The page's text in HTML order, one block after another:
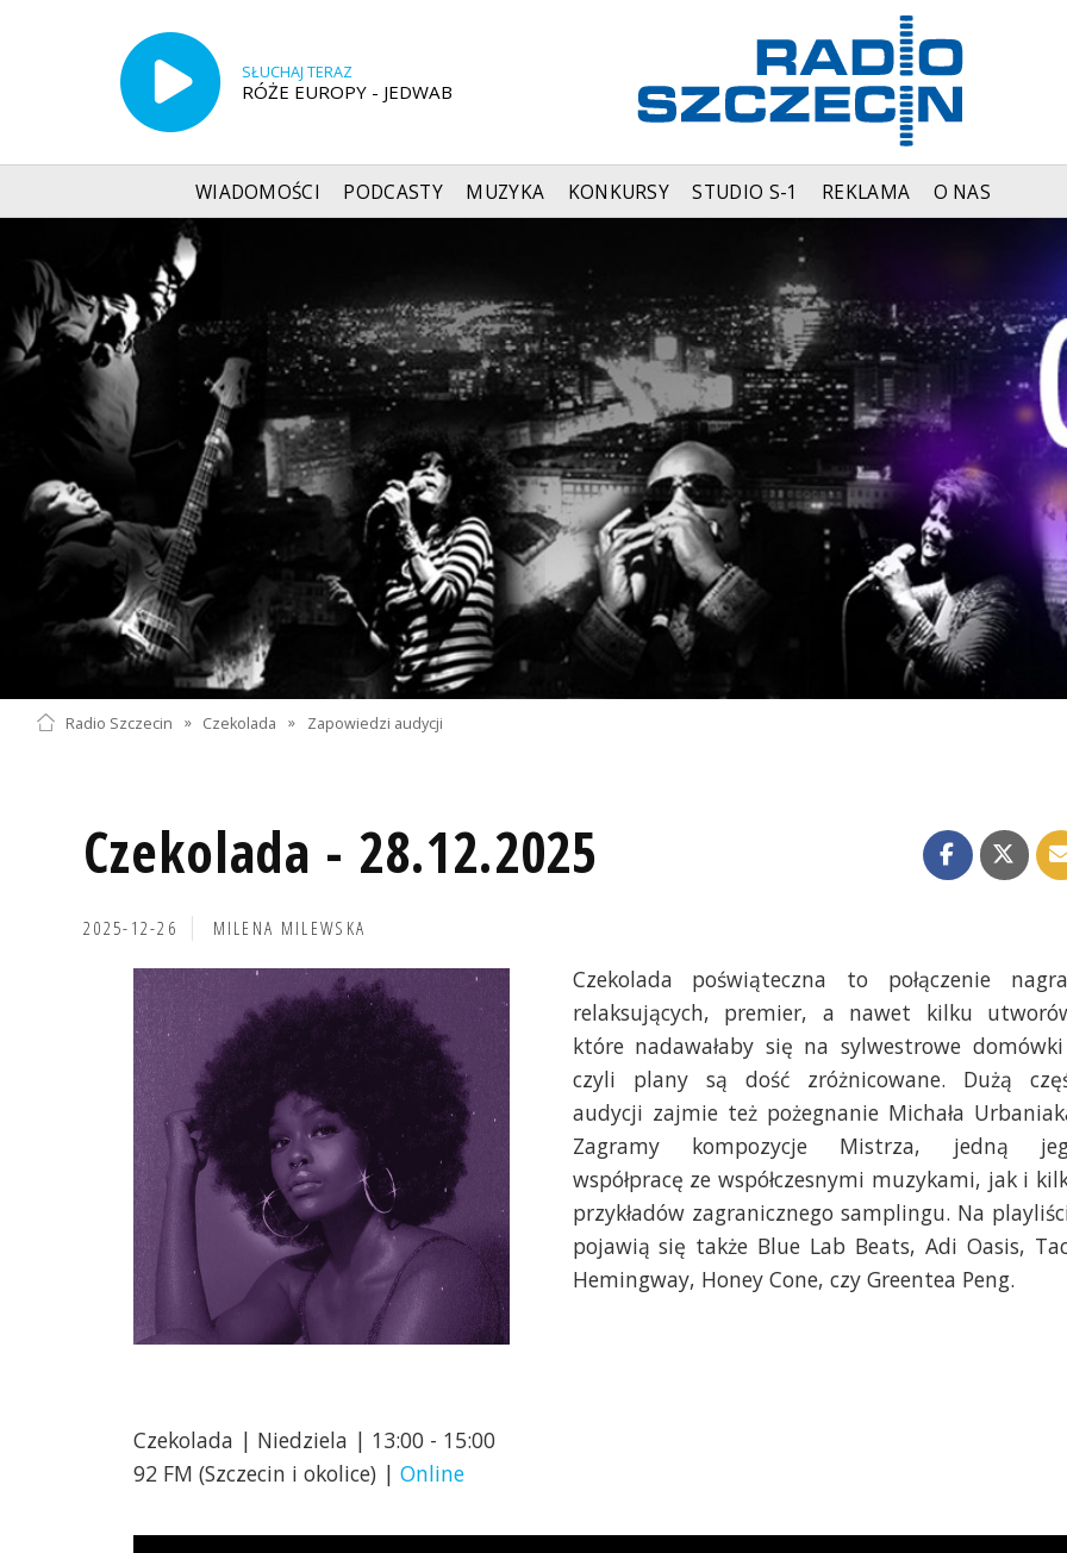
SŁUCHAJ TERAZ
RÓŻE EUROPY - JEDWAB
WIADOMOŚCI PODCASTY MUZYKA KONKURSY STUDIO S-1 REKLAMA O NAS
Radio Szczecin » Czekolada » Zapowiedzi audycji
Czekolada - 28.12.2025
2025-12-26 MILENA MILEWSKA
Czekolada poświąteczna to połączenie
relaksujących, premier, a nawet kilku
które nadawałaby się na sylwestrowe
czyli plany są dość zróżnicowane. Dużą
audycji zajmie też pożegnanie Michała
Zagramy kompozycje Mistrza, jedną
współpracę ze współczesnymi muzykami, jak i
przykładów zagranicznego samplingu. Na
pojawią się także Blue Lab Beats, Adi Oasis,
Hemingway, Honey Cone, czy Greentea Peng.
Czekolada | Niedziela | 13:00 - 15:00
92 FM (Szczecin i okolice) | Online